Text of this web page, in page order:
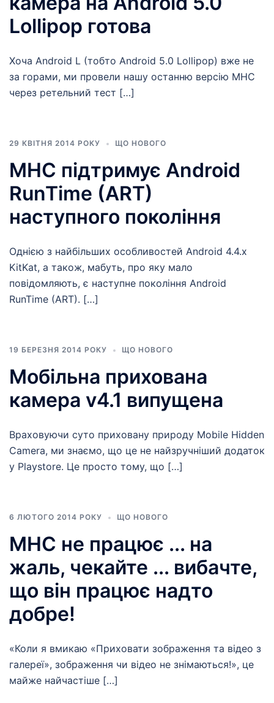
Lollipop готова
Хоча Android L (тобто Android 5.0 Lollipop) вже не
за горами, ми провели нашу останню версію MHC
через ретельний тест […]
29 КВІТНЯ 2014 РОКУ ЩО НОВОГО
MHC підтримує Android
RunTime (ART)
наступного покоління
Однією з найбільших особливостей Android 4.4.x
KitKat, а також, мабуть, про яку мало
повідомляють, є наступне покоління Android
RunTime (ART). […]
19 БЕРЕЗНЯ 2014 РОКУ ЩО НОВОГО
Мобільна прихована
камера v4.1 випущена
Враховуючи суто приховану природу Mobile Hidden
Camera, ми знаємо, що це не найзручніший додаток
у Playstore. Це просто тому, що […]
6 ЛЮТОГО 2014 РОКУ ЩО НОВОГО
MHC не працює ... на
жаль, чекайте ... вибачте,
що він працює надто
добре!
«Коли я вмикаю «Приховати зображення та відео з
галереї», зображення чи відео не знімаються!», це
майже найчастіше […]